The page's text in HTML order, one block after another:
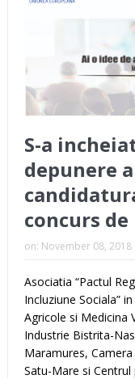
S-a
depunere
concurs
on: November 08, 2018
Asociatia “Pactul
Incluziune Sociala”
Agricole si Medicina
Industrie Bistrita-
Maramures,
Satu-Mare si